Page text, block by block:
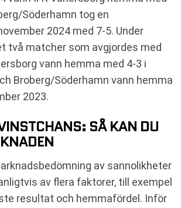
Söderhamn tog en
2024 med 7-5. Under
två matcher som avgjordes med
vann hemma med 4-3 i
Broberg/Söderhamn vann hemma
2023.
SÅ KAN DU
av sannolikheter
av flera faktorer, till exempel
resultat och hemmafördel. Inför